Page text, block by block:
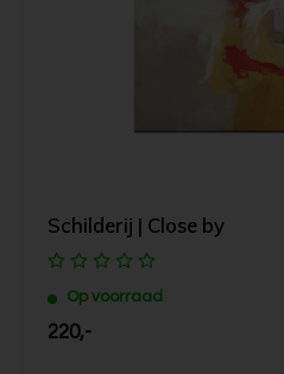
Schilderij | Close by
Op voorraad
220,-